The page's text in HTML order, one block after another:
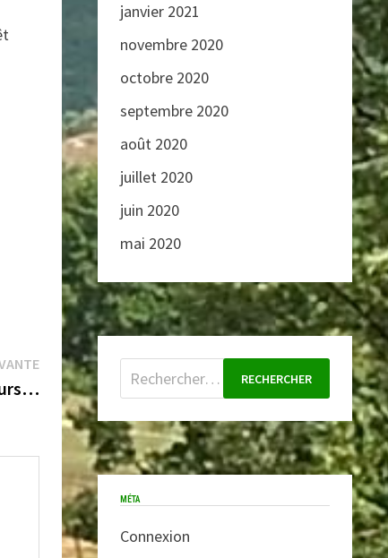
Publication
suivante :
janvier 2021
novembre 2020
octobre 2020
septembre 2020
août 2020
juillet 2020
juin 2020
mai 2020
Rechercher :
MÉTA
Connexion